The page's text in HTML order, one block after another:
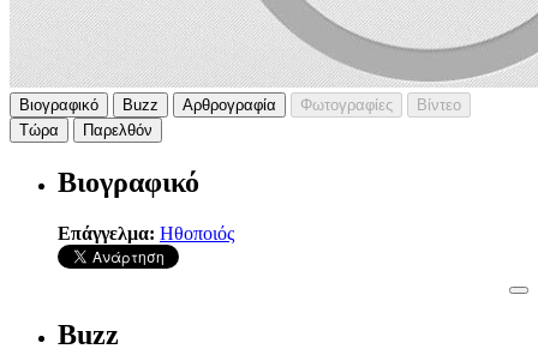
Βιογραφικό Buzz Αρθρογραφία Φωτογραφίες
Βίντεο
Τώρα
Παρελθόν
Βιογραφικό
Επάγγελμα: Ηθοποιός
Buzz